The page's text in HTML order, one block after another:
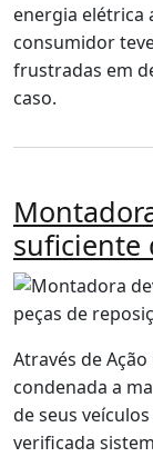
energia elétrica
consumidor
frustradas em
caso.
suficiente
Através de
condenada a
de seus
verificada